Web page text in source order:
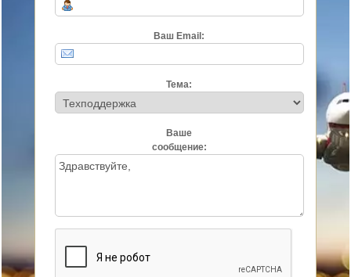
Ваш Email:
Тема:
Ваше
сообщение: